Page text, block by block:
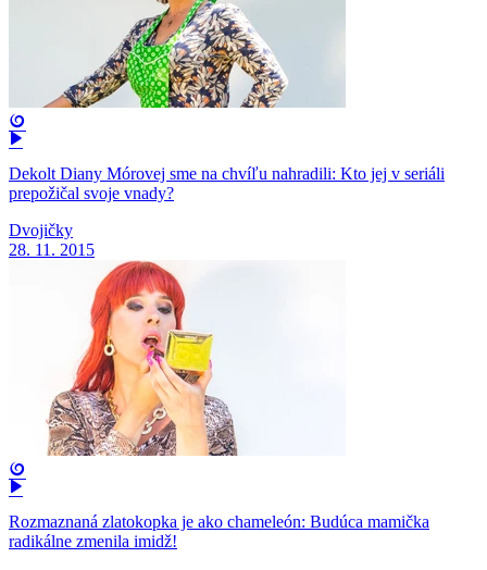
Dekolt Diany Mórovej sme na chvíľu nahradili: Kto jej v seriáli
prepožičal svoje vnady?
Dvojičky
28. 11. 2015
Rozmaznaná zlatokopka je ako chameleón: Budúca mamička
radikálne zmenila imidž!